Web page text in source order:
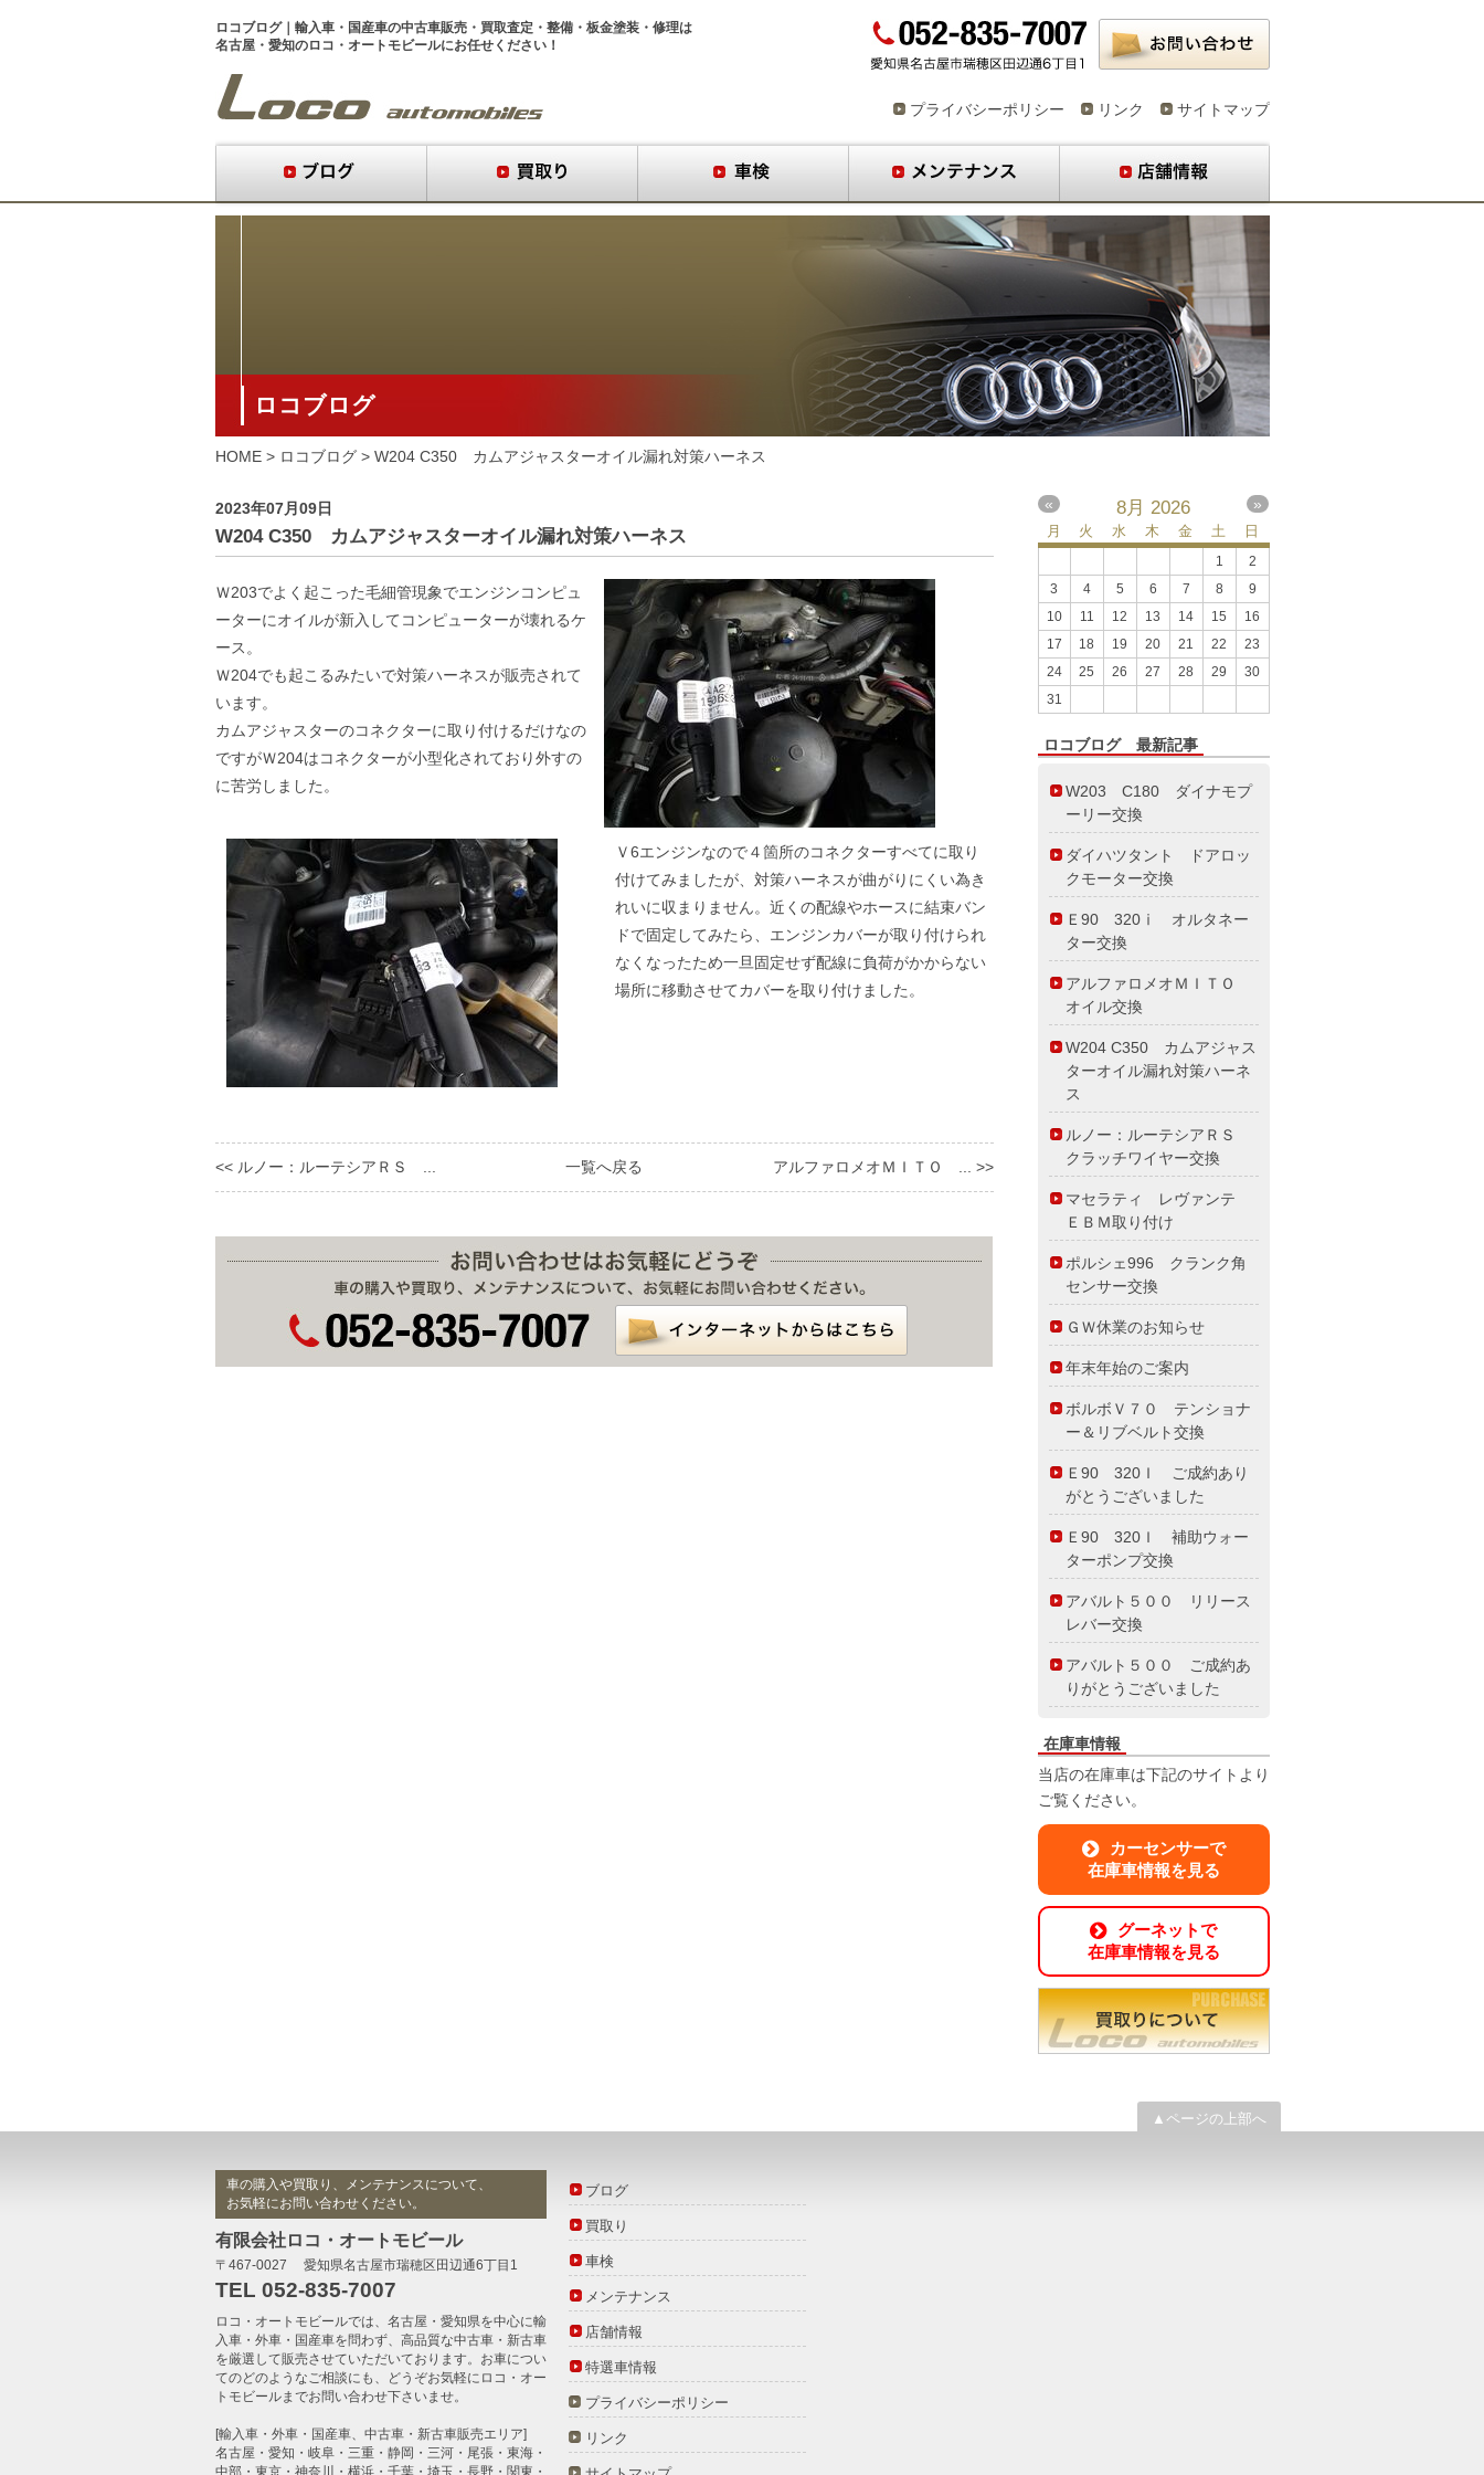
ロコブログ｜ 輸入車・国産車の中古車販売・ 買取査定・ 整備・ 板金塗装・ 修理は
名古屋・愛知のロコ・オートモビールにお任せください！
サイトマップ
リンク
プライバシーポリシー
ロコブログ
HOME> ロコブログ> W204 C350 カムアジャスターオイル漏れ対策ハーネス
2023年07月09日
W204 C350 カムアジャスターオイル漏れ対策ハーネス
Ｗ203でよく起こった毛細管現象でエンジンコンピュ
ーターにオイルが新入してコンピューターが壊れるケ
ース。
Ｗ204でも起こるみたいで対策ハーネスが販売されて
います。
カムアジャスターのコネクターに取り付けるだけなの
ですがＷ204はコネクターが小型化されており外すの
に苦労しました。
Ｖ6エンジンなので４箇所のコネクターすべてに取り
付けてみましたが、対策ハーネスが曲がりにくい為き
れいに収まりません。近くの配線やホースに結束バン
ドで固定してみたら、エンジンカバーが取り付けられ
なくなったため一旦固定せず配線に負荷がかからない
場所に移動させてカバーを取り付けました。
<< ルノー：ルーテシアＲＳ ... 一覧へ戻る アルファロメオＭＩＴＯ ... >>
« 8月 2026 »
月 火 水 木 金 土 日
1
2
3
4 5 6 7 8
9
10
11 12 13 14 15
16
17
18 19 20 21 22
23
24
25 26 27 28 29
30
31
ロコブログ 最新記事
W203 C180 ダイナモプ
ーリー交換
ダイハツタント ドアロッ
クモーター交換
Ｅ90 320ⅰ オルタネー
ター交換
アルファロメオＭＩＴＯ
オイル交換
W204 C350 カムアジャス
ターオイル漏れ対策ハーネ
ス
ルノー：ルーテシアＲＳ
クラッチワイヤー交換
マセラティ レヴァンテ
ＥＢＭ取り付け
ポルシェ996 クランク角
センサー交換
ＧＷ休業のお知らせ
年末年始のご案内
ボルボＶ７０ テンショナ
ー＆リブベルト交換
Ｅ90 320Ｉ ご成約あり
がとうございました
Ｅ90 320Ｉ 補助ウォー
ターポンプ交換
アバルト５００ リリース
レバー交換
アバルト５００ ご成約あ
りがとうございました
在庫車情報
当店の在庫車は下記のサイトより
ご覧ください。
カーセンサーで
在庫車情報を見る
グーネットで
在庫車情報を見る
▲ページの上部へ
車の購入や買取り、メンテナンスについて、
お気軽にお問い合わせください。
有限会社ロコ・オートモビール
〒467-0027 愛知県名古屋市瑞穂区田辺通6丁目1
TEL 052-835-7007
ロコ・オートモビールでは、名古屋・愛知県を中心に輸
入車・外車・国産車を問わず、高品質な中古車・新古車
を厳選して販売させていただいております。お車につい
てのどのようなご相談にも、どうぞお気軽に ロコ・オー
トモビールまでお問い合わせ下さいませ。
[輸入車・外車・国産車、中古車・新古車販売エリア]
名古屋・愛知・岐阜・三重・静岡・三河・尾張・東海・
中部・東京・神奈川・横浜・千葉・埼玉・長野・関東・
ブログ
買取り
車検
メンテナンス
店舗情報
特選車情報
プライバシーポリシー
リンク